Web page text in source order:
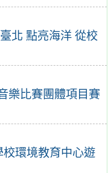
北 點亮海洋 從校
樂比賽團體項目賽
校環境教育中心遊